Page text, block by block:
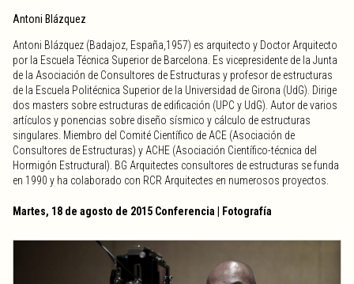
Antoni Blázquez
Antoni Blázquez (Badajoz, España,1957) es arquitecto y Doctor Arquitecto
por la Escuela Técnica Superior de Barcelona. Es vicepresidente de la Junta
de la Asociación de Consultores de Estructuras y profesor de estructuras
de la Escuela Politécnica Superior de la Universidad de Girona (UdG). Dirige
dos masters sobre estructuras de edificación (UPC y UdG). Autor de varios
artículos y ponencias sobre diseño sísmico y cálculo de estructuras
singulares. Miembro del Comité Científico de ACE (Asociación de
Consultores de Estructuras) y ACHE (Asociación Científico-técnica del
Hormigón Estructural). BG Arquitectes consultores de estructuras se funda
en 1990 y ha colaborado con RCR Arquitectes en numerosos proyectos.
Martes, 18 de agosto de 2015 Conferencia | Fotografía